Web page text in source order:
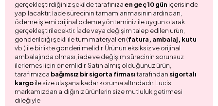
gerçekleştirdiğiniz şekilde tarafınızaen geç 10 gün içerisinde
yapılacaktır. İade sürecinin tamamlanmasının ardından,
ödeme işlemi orijinal ödeme yönteminiz ile uygun olarak
gerçekleştirilecektir. İade veya değişim talep edilen ürün,
gönderildiği şekli ile tüm materyalleri (fatura, ambalaj, kutu
vb.) ile birlikte gönderilmelidir. Ürünün eksiksiz ve orijinal
ambalajında olması, iade ve değişim sürecinin sorunsuz
ilerlemesi için önemlidir. Satın almış olduğunuz ürün,
tarafımızca bağımsız bir sigorta firmasıtarafından sigortalı
kargoile size ulaşana kadar koruma altındadır. Lucis
markamızdan aldığınız ürünlerin size mutluluk getirmesi
dileğiyle